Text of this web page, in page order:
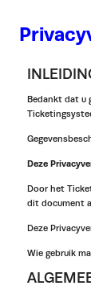
Bedankt dat u
Deze
Door het
dit document
Deze
Wie gebruik